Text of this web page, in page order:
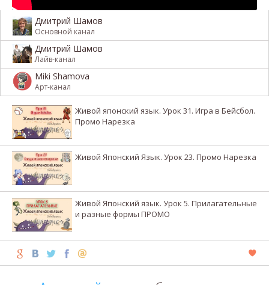
Дмитрий Шамов
Основной канал
Дмитрий Шамов
Лайв-канал
Miki Shamova
Арт-канал
Живой японский язык. Урок 31. Игра в Бейсбол.
Промо Нарезка
Живой Японский Язык. Урок 23. Промо Нарезка
Живой Японский язык. Урок 5. Прилагательные
и разные формы ПРОМО